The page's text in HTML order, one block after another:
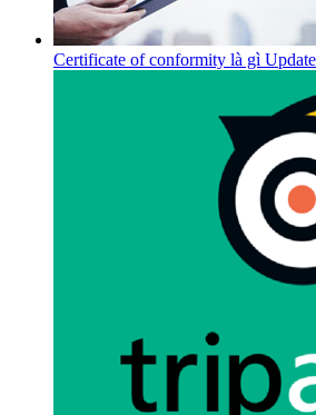
Certificate of conformity là gì